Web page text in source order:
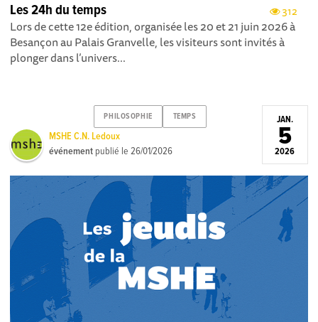
312
Les 24h du temps
Lors de cette 12e édition, organisée les 20 et 21 juin 2026 à
Besançon au Palais Granvelle, les visiteurs sont invités à
plonger dans l’univers...
PHILOSOPHIE TEMPS
MSHE C.N. Ledoux
événement publié le26/01/2026
JAN.
5
2026